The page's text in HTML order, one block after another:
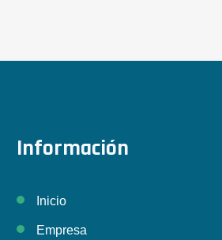
Información
Inicio
Empresa